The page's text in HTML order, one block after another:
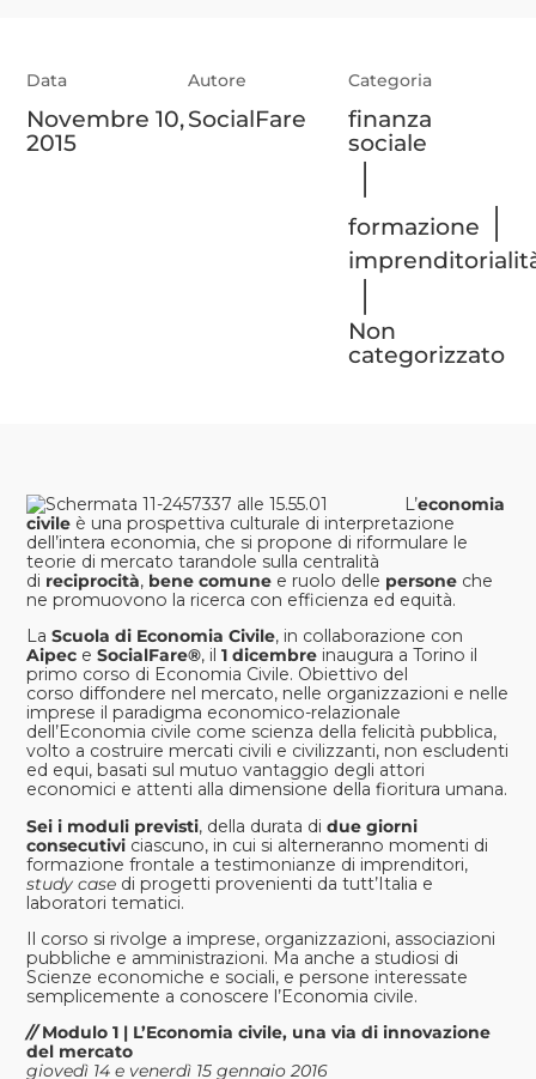
Data
Novembre 10,
2015
Autore
SocialFare
Categoria
finanza
sociale
formazione
Non
categorizzato
L’economia
civile è una prospettiva culturale di interpretazione
dell’intera economia, che si propone di riformulare le
teorie di mercato tarandole sulla centralità
di reciprocità, bene comune e ruolo delle persone che
ne promuovono la ricerca con efficienza ed equità.
LaScuola di Economia Civile, in collaborazione con
Aipec eSocialFare®, il1 dicembre inaugura a Torino il
primo corso di Economia Civile. Obiettivo del
corso diffondere nel mercato, nelle organizzazioni e nelle
imprese il paradigma economico-relazionale
dell’Economia civile come scienza della felicità pubblica,
volto a costruire mercati civili e civilizzanti, non escludenti
ed equi, basati sul mutuo vantaggio degli attori
economici e attenti alla dimensione della fioritura umana.
Sei i moduli previsti, della durata di due giorni
consecutivi ciascuno, in cui si alterneranno momenti di
formazione frontale a testimonianze di imprenditori,
study case di progetti provenienti da tutt’Italia e
laboratori tematici.
Il corso si rivolge a imprese, organizzazioni, associazioni
pubbliche e amministrazioni. Ma anche a studiosi di
Scienze economiche e sociali, e persone interessate
semplicemente a conoscere l’Economia civile.
//Modulo 1 | L’Economia civile, una via di innovazione
del mercato
giovedì 14 e venerdì 15 gennaio 2016